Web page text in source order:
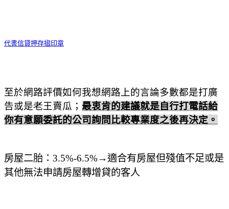
代書信貸押存摺印章
至於網路評價如何我想網路上的言論多數都是打廣
告或是老王賣瓜； 最衷肯的建議就是自行打電話給
你有意願委託的公司詢問比較專業度之後再決定。
房屋二胎：3.5%-6.5%→適合有房屋但殘值不足或是
其他無法申請房屋轉增貸的客人